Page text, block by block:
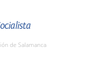
de Salamanca